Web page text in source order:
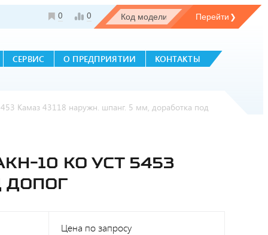
0 0
СЕРВИС О ПРЕДПРИЯТИИ КОНТАКТЫ
Камаз 43118 наружн. шпанг. 5 мм, доработка под
10 КО УСТ 5453
ДОПОГ
Цена по запросу